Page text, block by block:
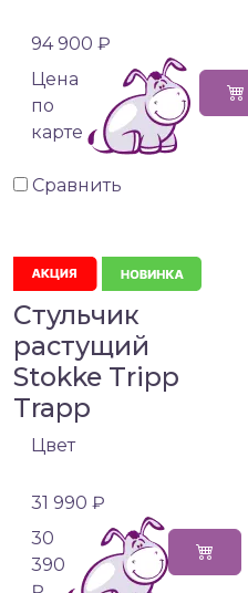
94 900 ₽
Цена
по
карте
Сравнить
Стульчик
растущий
Stokke Tripp
Trapp
Цвет
31 990 ₽
30
390